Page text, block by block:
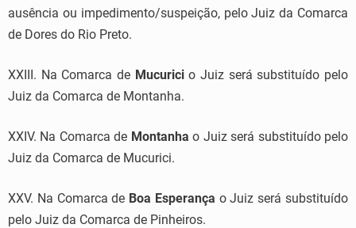
ausência ou impedimento/suspeição, pelo Juiz da Comarca
de Dores do Rio Preto.
XXIII. Na Comarca de Mucuricio Juiz será substituído pelo
Juiz da Comarca de Montanha.
XXIV. Na Comarca de Montanha o Juiz será substituído pelo
Juiz da Comarca de Mucurici.
XXV. Na Comarca de Boa Esperança o Juiz será substituído
pelo Juiz da Comarca de Pinheiros.